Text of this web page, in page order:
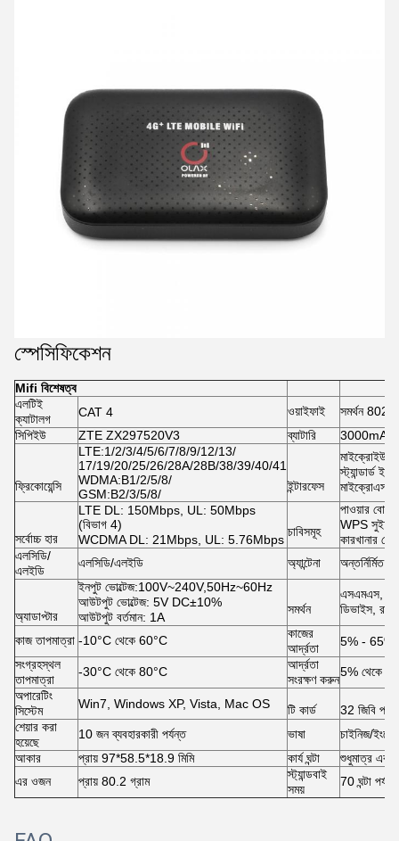
স্পেসিফিকেশন
Mifi বিশেষত্ব
এলটিই
ক্যাটালগ
CAT 4 ওয়াইফাই
সমর্থন
সিপিইউ
ZTE ZX297520V3 ব্যাটারি 3000mAh
ফ্রিকোয়েন্সি
LTE:1/2/3/4/5/6/7/8/9/12/13/
17/19/20/25/26/28A/28B/38/39/40/41
WDMA:B1/2/5/8/
GSM:B2/3/5/8/
ইন্টারফেস
স্ট্যান্ডার্ড
মাইক্রোএসডি
সর্বোচ্চ হার
LTE DL: 150Mbps, UL: 50Mbps
(বিভাগ 4)
WCDMA DL: 21Mbps, UL: 5.76Mbps
চাবিসমূহ
পাওয়ার বোতাম
WPS সুইচ
কারখানার
এলসিডি/
এলইডি
এলসিডি/এলইডি অ্যান্টেনা অন্তর্নির্মিত
অ্যাডাপ্টার
ইনপুট ভোল্টেজ:100V~240V,50Hz~60Hz
আউটপুট ভোল্টেজ: 5V DC±10%
আউটপুট বর্তমান: 1A
সমর্থন
এসএমএস,
ডিভাইস,
কাজ তাপমাত্রা -10°C থেকে 60°C
কাজের
আর্দ্রতা
5% - 65%
সংগ্রহস্থল
তাপমাত্রা
-30°C থেকে 80°C
আর্দ্রতা
সংরক্ষণ করুন
5% থেকে
অপারেটিং
সিস্টেম
Win7, Windows XP, Vista, Mac OS টি কার্ড
32 জিবি
শেয়ার করা
হয়েছে
10 জন ব্যবহারকারী পর্যন্ত ভাষা
চাইনিজ/
আকার
প্রায় 97*58.5*18.9 মিমি কার্য ঘন্টা
শুধুমাত্র
এর ওজন
প্রায় 80.2 গ্রাম
স্ট্যান্ডবাই
সময়
70 ঘন্টা পর্যন্ত